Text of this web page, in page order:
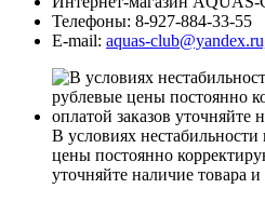
Телефоны: 8-927-884-33-55
E-mail: aquas-
В условиях
цены постоянно
уточняйте наличие товара